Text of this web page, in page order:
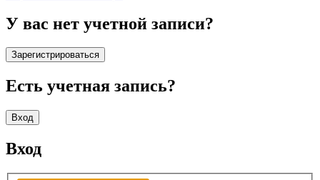
У вас нет учетной записи?
Зарегистрироваться
Есть учетная запись?
Вход
Вход